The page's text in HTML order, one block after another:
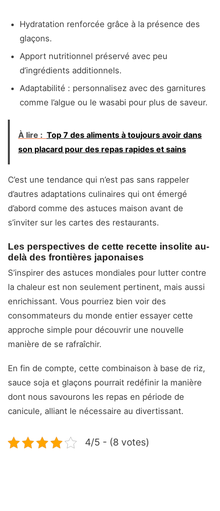
Hydratation renforcée grâce à la présence des
glaçons.
Apport nutritionnel préservé avec peu
d’ingrédients additionnels.
Adaptabilité : personnalisez avec des garnitures
comme l’algue ou le wasabi pour plus de saveur.
À lire : Top 7 des aliments à toujours avoir dans
son placard pour des repas rapides et sains
C’est une tendance qui n’est pas sans rappeler
d’autres adaptations culinaires qui ont émergé
d’abord comme des astuces maison avant de
s’inviter sur les cartes des restaurants.
Les perspectives de cette recette insolite au-
delà des frontières japonaises
S’inspirer des astuces mondiales pour lutter contre
la chaleur est non seulement pertinent, mais aussi
enrichissant. Vous pourriez bien voir des
consommateurs du monde entier essayer cette
approche simple pour découvrir une nouvelle
manière de se rafraîchir.
En fin de compte, cette combinaison à base de riz,
sauce soja et glaçons pourrait redéfinir la manière
dont nous savourons les repas en période de
canicule, alliant le nécessaire au divertissant.
4/5 - (8 votes)